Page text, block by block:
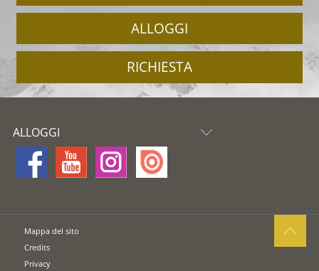
ALLOGGI
RICHIESTA
ALLOGGI
Mappa del sito
Credits
Privacy